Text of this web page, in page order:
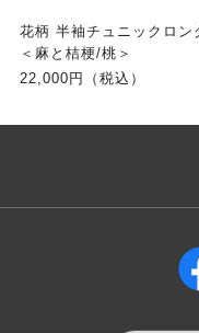
花柄 半袖チュニックロン
＜麻と桔梗/桃＞
22,000円（税込）